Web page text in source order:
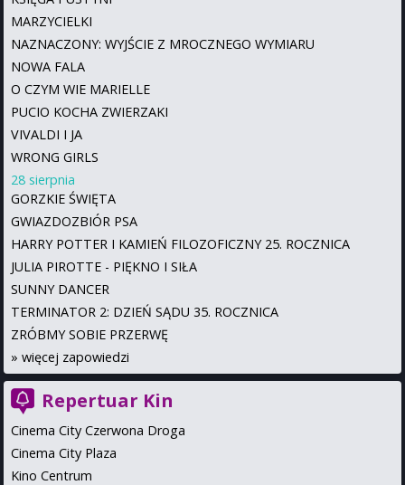
MARZYCIELKI
NAZNACZONY: WYJŚCIE Z MROCZNEGO WYMIARU
NOWA FALA
O CZYM WIE MARIELLE
PUCIO KOCHA ZWIERZAKI
VIVALDI I JA
WRONG GIRLS
28 sierpnia
GORZKIE ŚWIĘTA
GWIAZDOZBIÓR PSA
HARRY POTTER I KAMIEŃ FILOZOFICZNY 25. ROCZNICA
JULIA PIROTTE - PIĘKNO I SIŁA
SUNNY DANCER
TERMINATOR 2: DZIEŃ SĄDU 35. ROCZNICA
ZRÓBMY SOBIE PRZERWĘ
» więcej zapowiedzi
Repertuar Kin
Cinema City Czerwona Droga
Cinema City Plaza
Kino Centrum